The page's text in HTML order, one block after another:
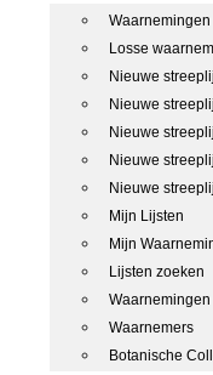
Waarnemingen
Losse
Nieuwe
Nieuwe
Nieuwe
Nieuwe
Nieuwe
Mijn Lijsten
Mijn
Lijsten zoeken
Waarnemingen
Waarnemers
Botanische